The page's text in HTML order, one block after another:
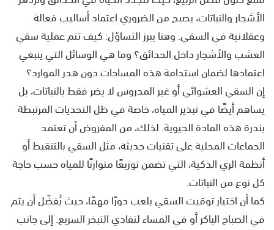
ا
الأشجار والنباتات، يصبح من الضروري اعتماد أساليب فعالة
وعقلانية في السقي. وهنا يبرز التساؤل: كيف تتم عملية سقي
العشب والأشجار داخل الحدائق؟ وما هي الوسائل التي ينبغي
اعتمادها لضمان استدامة هذه المساحات دون هدر الموارد؟
إن السقي العشوائي أو غير المدروس لا يضر فقط بالنباتات، بل
يساهم أيضًا في تبذير المياه، خاصة في ظل التحديات المرتبطة
بندرة هذه المادة الحيوية. لذلك، من المفروض أن تعتمد
الجماعات المحلية على تقنيات حديثة، مثل السقي بالتنقيط أو
أنظمة الري الذكية، التي تضمن توزيعًا متوازنًا للمياه حسب حاجة
كل نوع من النباتات.
كما أن اختيار توقيت السقي يلعب دورًا مهمًا، حيث يُفضّل أن يتم
في الصباح الباكر أو في المساء لتفادي التبخر السريع. إلى جانب